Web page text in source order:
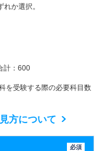
か選択。
計：600
を受験する際の必要科目数
方について
必須